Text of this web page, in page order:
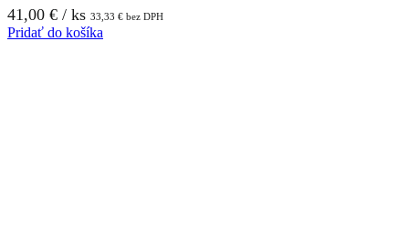
41,00 € / ks 33,33 € bez DPH
Pridať do košíka